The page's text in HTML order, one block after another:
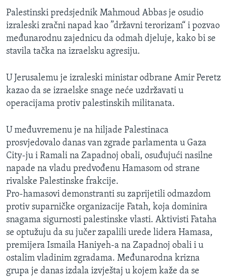
O GLASU AMERIKE
Learning English
Jezici
Palestinski predsjednik Mahmoud Abbas je osudio
izraleski zračni napad kao ”državni terorizam“ i pozvao
međunarodnu zajednicu da odmah djeluje, kako bi se
stavila tačka na izraelsku agresiju.
U Jerusalemu je izraleski ministar odbrane Amir Peretz
kazao da se izraelske snage neće uzdržavati u
operacijama protiv palestinskih militanata.
U međuvremenu je na hiljade Palestinaca
prosvjedovalo danas van zgrade parlamenta u Gaza
City-ju i Ramali na Zapadnoj obali, osuđujući nasilne
napade na vladu predvođenu Hamasom od strane
rivalske Palestinske frakcije.
Pro-hamasovi demonstranti su zaprijetili odmazdom
protiv suparničke organizacije Fatah, koja dominira
snagama sigurnosti palestinske vlasti. Aktivisti Fataha
se optužuju da su jučer zapalili urede lidera Hamasa,
premijera Ismaila Haniyeh-a na Zapadnoj obali i u
ostalim vladinim zgradama. Međunarodna krizna
grupa je danas izdala izvještaj u kojem kaže da se